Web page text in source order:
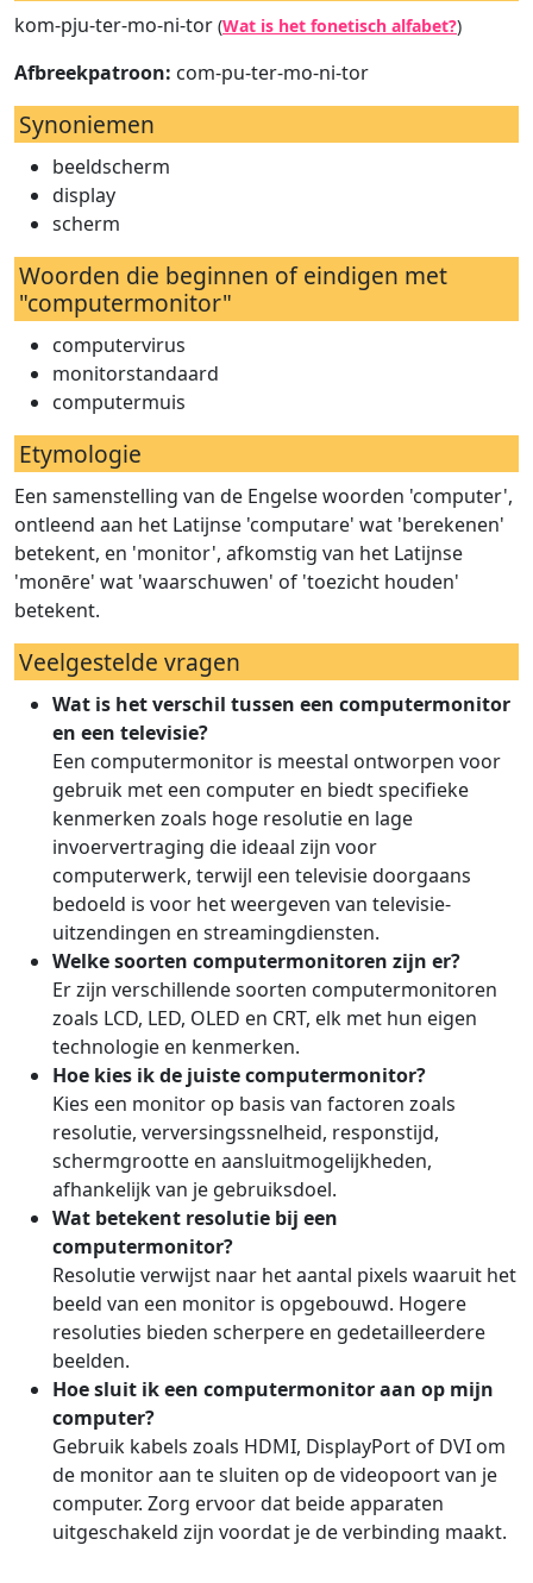
kom-pju-ter-mo-ni-tor (Wat is het fonetisch alfabet?)
Afbreekpatroon: com-pu-ter-mo-ni-tor
Synoniemen
beeldscherm
display
scherm
Woorden die beginnen of eindigen met
"computermonitor"
computervirus
monitorstandaard
computermuis
Etymologie
Een samenstelling van de Engelse woorden 'computer',
ontleend aan het Latijnse 'computare' wat 'berekenen'
betekent, en 'monitor', afkomstig van het Latijnse
'monēre' wat 'waarschuwen' of 'toezicht houden'
betekent.
Veelgestelde vragen
Wat is het verschil tussen een computermonitor
en een televisie?
Een computermonitor is meestal ontworpen voor
gebruik met een computer en biedt specifieke
kenmerken zoals hoge resolutie en lage
invoervertraging die ideaal zijn voor
computerwerk, terwijl een televisie doorgaans
bedoeld is voor het weergeven van televisie-
uitzendingen en streamingdiensten.
Welke soorten computermonitoren zijn er?
Er zijn verschillende soorten computermonitoren
zoals LCD, LED, OLED en CRT, elk met hun eigen
technologie en kenmerken.
Hoe kies ik de juiste computermonitor?
Kies een monitor op basis van factoren zoals
resolutie, verversingssnelheid, responstijd,
schermgrootte en aansluitmogelijkheden,
afhankelijk van je gebruiksdoel.
Wat betekent resolutie bij een
computermonitor?
Resolutie verwijst naar het aantal pixels waaruit het
beeld van een monitor is opgebouwd. Hogere
resoluties bieden scherpere en gedetailleerdere
beelden.
Hoe sluit ik een computermonitor aan op mijn
computer?
Gebruik kabels zoals HDMI, DisplayPort of DVI om
de monitor aan te sluiten op de videopoort van je
computer. Zorg ervoor dat beide apparaten
uitgeschakeld zijn voordat je de verbinding maakt.